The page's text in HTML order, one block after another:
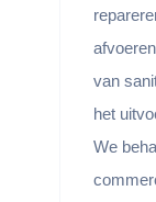
van
het
We